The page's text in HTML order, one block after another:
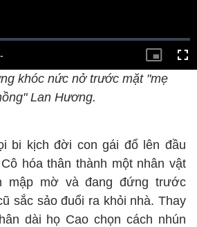
khóc nức nở trước mặt "mẹ
Lan Hương.
bi kịch đời con gái đổ lên đầu
hóa thân thành một nhân vật
mập mờ và đang đứng trước
sắc sảo đuổi ra khỏi nhà. Thay
dài họ Cao chọn cách nhún